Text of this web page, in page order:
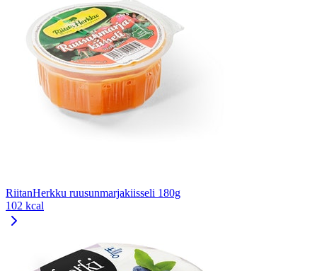
RiitanHerkku ruusunmarjakiisseli 180g
102 kcal